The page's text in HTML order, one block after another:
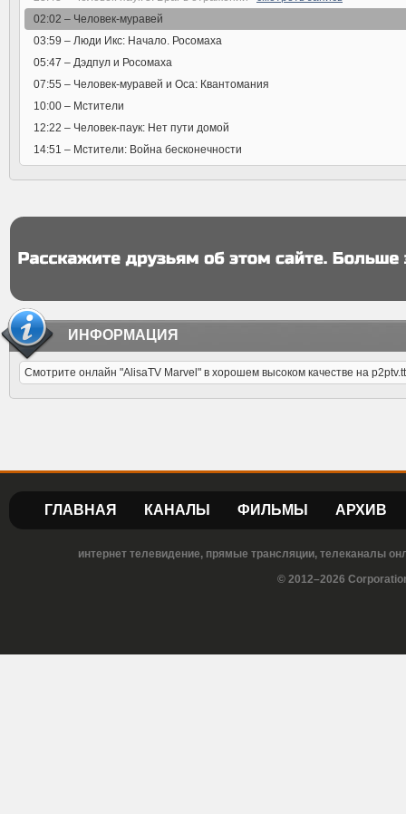
02:02 – Человек-муравей
03:59 – Люди Икс: Начало. Росомаха
05:47 – Дэдпул и Росомаха
07:55 – Человек-муравей и Оса: Квантомания
10:00 – Мстители
12:22 – Человек-паук: Нет пути домой
14:51 – Мстители: Война бесконечности
ИНФОРМАЦИЯ
Смотрите онлайн "AlisaTV Marvel" в хорошем высоком качестве на
ГЛАВНАЯ КАНАЛЫ ФИЛЬМЫ АРХИВ
интернет телевидение, прямые трансляции, телеканалы
© 2012–2026